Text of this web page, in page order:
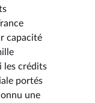
capacité
les crédits
portés
une